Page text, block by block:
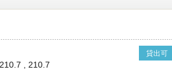
貸出可
, 210.7